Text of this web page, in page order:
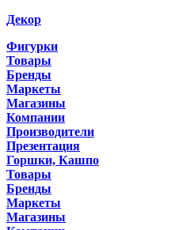
Декор
Фигурки
Товары
Бренды
Маркеты
Магазины
Компании
Производители
Презентация
Горшки, Кашпо
Товары
Бренды
Маркеты
Магазины